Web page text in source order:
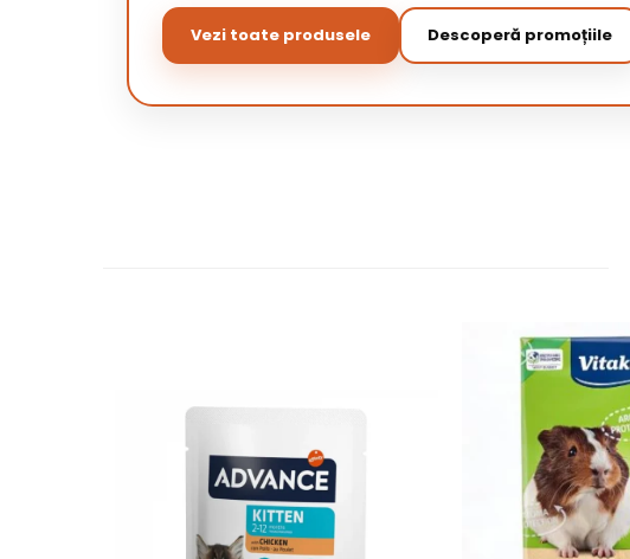
Vezi toate produsele Descoperă promoțiile